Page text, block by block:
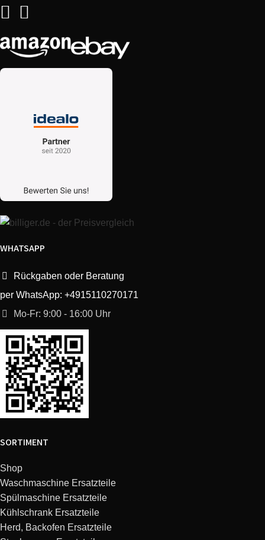
WHATSAPP
Rückgaben oder Beratung
per WhatsApp: +4915110270171
Mo-Fr: 9:00 - 16:00 Uhr
SORTIMENT
Shop
Waschmaschine Ersatzteile
Spülmaschine Ersatzteile
Kühlschrank Ersatzteile
Herd, Backofen Ersatzteile